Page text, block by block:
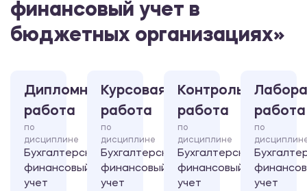
финансовый учет в
бюджетных организациях»
Дипломная
работа
по
дисциплине
Бухгалтерский
финансовый
учет
Курсовая
работа
по
дисциплине
Бухгалтерский
финансовый
учет
Контрольная
работа
по
дисциплине
Бухгалтерский
финансовый
учет
работа
по
учет